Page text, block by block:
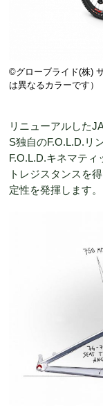
©️グローブライド(株)
は異なるカラーです）
リニューアルした
S独自のF.O.L.D.リ
F.O.L.D.キネマテ
トレジスタンスを
定性を発揮します。